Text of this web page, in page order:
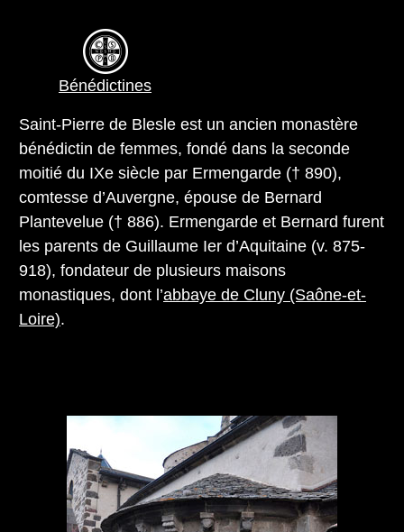
Bénédictines
Saint-Pierre de Blesle est un ancien monastère
bénédictin de femmes, fondé dans la seconde
moitié du IXe siècle par Ermengarde († 890),
comtesse d’Auvergne, épouse de Bernard
Plantevelue († 886). Ermengarde et Bernard furent
les parents de Guillaume Ier d’Aquitaine (v. 875-
918), fondateur de plusieurs maisons
monastiques, dont l’abbaye de Cluny (Saône-et-
Loire).